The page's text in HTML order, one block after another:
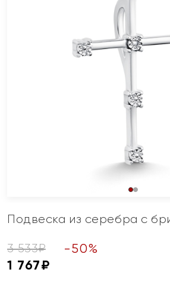
Подвеска из серебра с
3 533₽ -50%
1 767₽